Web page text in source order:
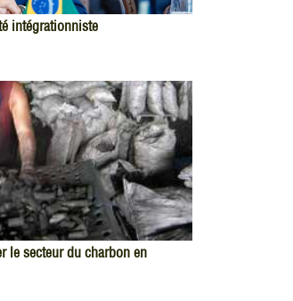
intégrationniste
le secteur du charbon en